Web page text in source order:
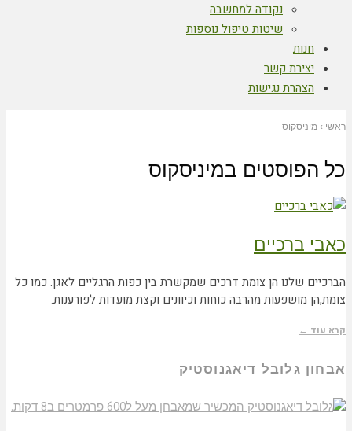
נקודה למחשבה
שיטות טיפול נוספות
חנות
יצירת קשר
הצהרת נגישות
ראשי › מיניסקוס
כל הפוסטים במיניסקוס
כאבי ברכיים
הברכיים שלנו הן צומת דרכים שמקשרת בין כפות הרגליים לאגן. כמו כל
צומת,הן מושפעות מהרבה כוחות וכיוונים וקצת מועדות לפורענות.
קרא עוד ←
אבחון גלובל דיאגנוסטיק